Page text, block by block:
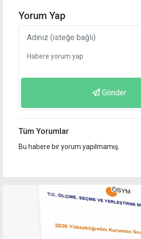
Yorum Yap
Gönder
Tüm Yorumlar
Bu habere bir yorum yapılmamış.